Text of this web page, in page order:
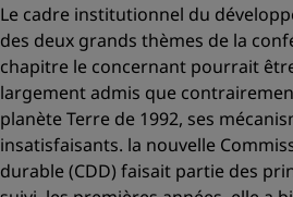
Le cadre institutionnel du
des deux grands thèmes de la
chapitre le concernant pourrait
largement admis que
planète Terre de 1992, ses
insatisfaisants. la nouvelle
durable (CDD) faisait partie des